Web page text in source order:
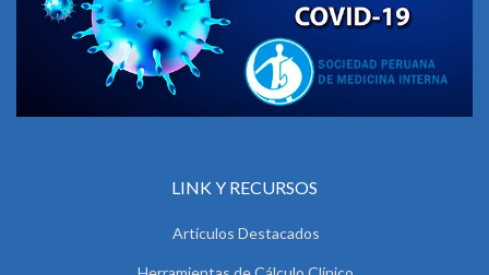
LINK Y RECURSOS
Artículos Destacados